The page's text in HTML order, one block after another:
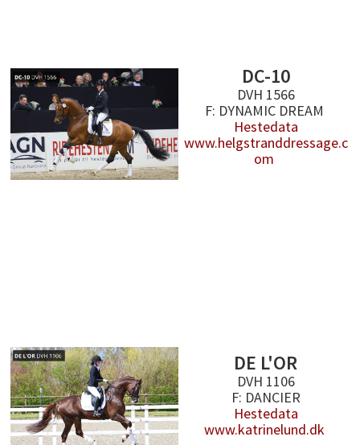
DC-10
DVH 1566
F: DYNAMIC DREAM
Hestedata
www.helgstranddressage.c
om
DE L'OR
DVH 1106
F: DANCIER
Hestedata
www.katrinelund.dk